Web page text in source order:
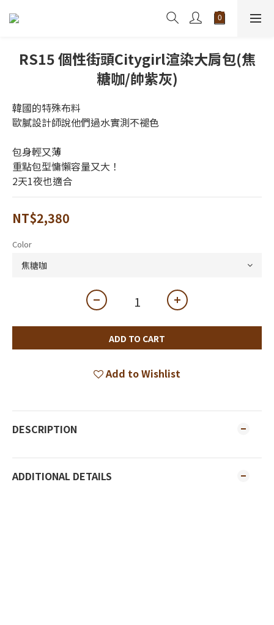
RS15 個性街頭Citygirl渲染大肩包(焦
糖咖/帥紫灰)
韓國的特殊布料
歐膩設計師說他們過水實測不褪色
包身輕又薄
重點包型慵懶容量又大！
2天1夜也適合
NT$2,380
Color
ADD TO CART
Add to Wishlist
DESCRIPTION
ADDITIONAL DETAILS